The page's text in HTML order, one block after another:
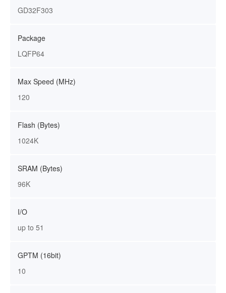
GD32F303
Package
LQFP64
Max Speed (MHz)
120
Flash (Bytes)
1024K
SRAM (Bytes)
96K
I/O
up to 51
GPTM (16bit)
10